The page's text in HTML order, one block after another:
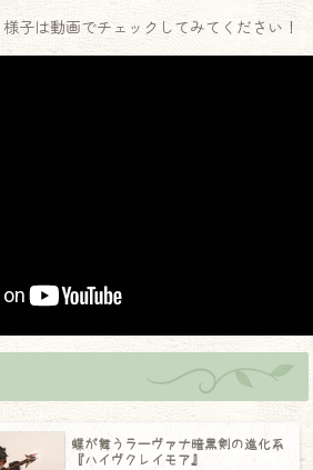
子は動画でチェックしてみてください！
蝶が舞うラーヴァナ暗黒剣の進化系
『ハイヴクレイモア』